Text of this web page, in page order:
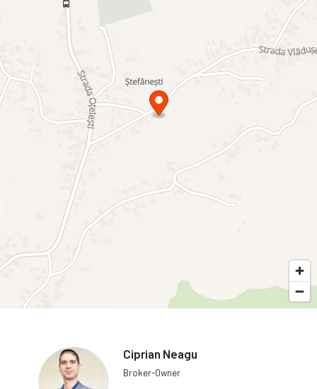
Ciprian Neagu
Broker-Owner